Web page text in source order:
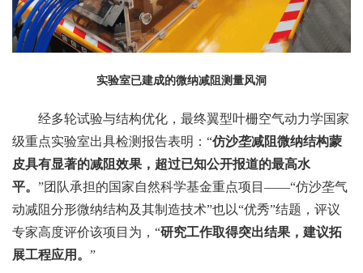
实验室已建成的微纳减阻测量风洞
经多轮试验与结构优化，最终翼型叶栅空气动力学国家
级重点实验室出具检测报告表明：“仿沙垄减阻微纳结构蒙
皮具有显著的减阻效果，超过已知公开报道的最高水
平。 ”团队承担的国家自然科学基金重点项目——“仿沙垄气
动减阻分形微纳结构及其制造技术”也以“优秀”结题，评议
专家高度评价该项目为，“研究工作取得突出结果，建议拓
展工程应用。 ”